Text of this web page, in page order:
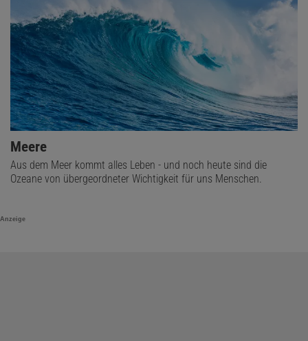
Meere
Aus dem Meer kommt alles Leben - und noch heute sind die
Ozeane von übergeordneter Wichtigkeit für uns Menschen.
Anzeige